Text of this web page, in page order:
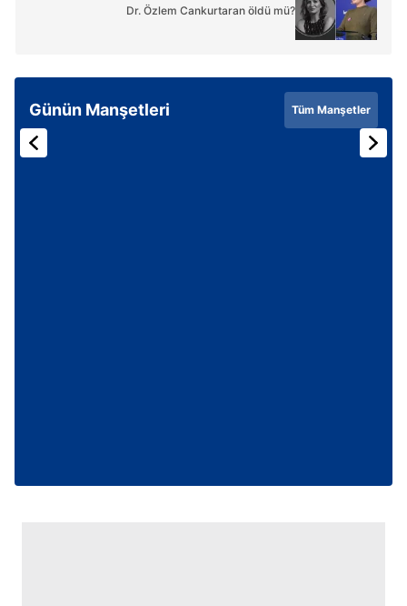
Dr. Özlem Cankurtaran öldü mü?
Günün Manşetleri Tüm Manşetler